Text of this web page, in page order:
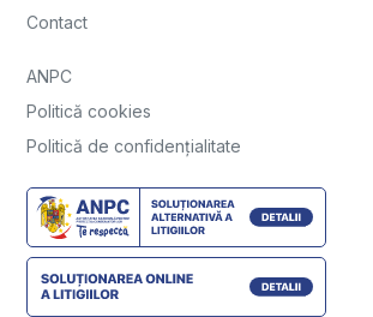
Contact
ANPC
Politică cookies
Politică de confidențialitate